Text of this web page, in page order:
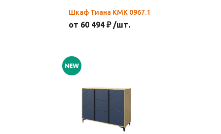
Шкаф Тиана КМК 0967.1
от 60 494 ₽ /шт.